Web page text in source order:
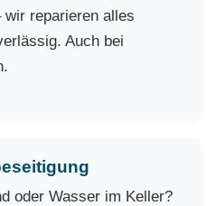
reparieren alles
Auch bei
oder Wasser im Keller?